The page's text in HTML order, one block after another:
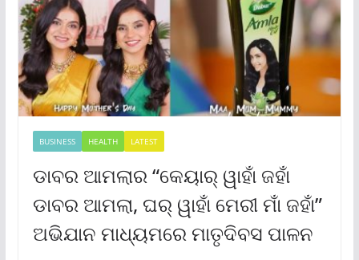
BUSINESS HEALTH LATEST
ଡାବର ଆମଲାର “କେୟାର୍ ୱାହାଁ ଜହାଁ
ଡାବର ଆମଲା, ଘର୍ ୱାହାଁ ମେରୀ ମାଁ ଜହାଁ”
ଅଭିଯାନ ମାଧ୍ୟମରେ ମାତୃଦିବସ ପାଳନ